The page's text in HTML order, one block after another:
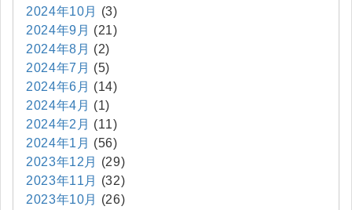
2024年10月
(3)
2024年9月 (21)
2024年8月 (2)
2024年7月 (5)
2024年6月 (14)
2024年4月 (1)
2024年2月 (11)
2024年1月 (56)
2023年12月
(29)
2023年11月
(32)
2023年10月
(26)